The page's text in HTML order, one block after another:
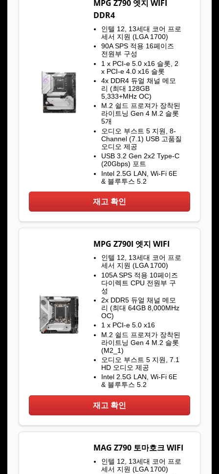
MPG Z790 엣지 WIFI
DDR4
인텔 12, 13세대 코어 프로
세서 지원 (LGA 1700)
90A SPS 적용 16페이즈
전원부 구성
1 x PCI-e 5.0 x16 슬롯, 2
x PCI-e 4.0 x16 슬롯
4x DDR4 듀얼 채널 메모
리 (최대 128GB
5,333+MHz OC)
M.2 쉴드 프로져가 장착된
라이트닝 Gen 4 M.2 슬롯
5개
오디오 부스트 5 지원, 8-
Channel (7.1) USB 고품질
오디오 제공
USB 3.2 Gen 2x2 Type-C
(20Gbps) 포트
Intel 2.5G LAN, Wi-Fi 6E
& 블루투스 5.2
재고 확인
MPG Z790I 엣지 WIFI
인텔 12, 13세대 코어 프로
세서 지원 (LGA 1700)
105A SPS 적용 10페이즈
다이렉트 CPU 전원부 구
성
2x DDR5 듀얼 채널 메모
리 (최대 64GB 8,000MHz
OC)
1 x PCI-e 5.0 x16
M.2 쉴드 프로져가 장착된
라이트닝 Gen 4 M.2 슬롯
(M2_1)
오디오 부스트 5 지원, 7.1
HD 오디오 제공
Intel 2.5G LAN, Wi-Fi 6E
& 블루투스 5.2
재고 확인
MAG Z790 토마호크 WIFI
인텔 12, 13세대 코어 프로
세서 지원 (LGA 1700)